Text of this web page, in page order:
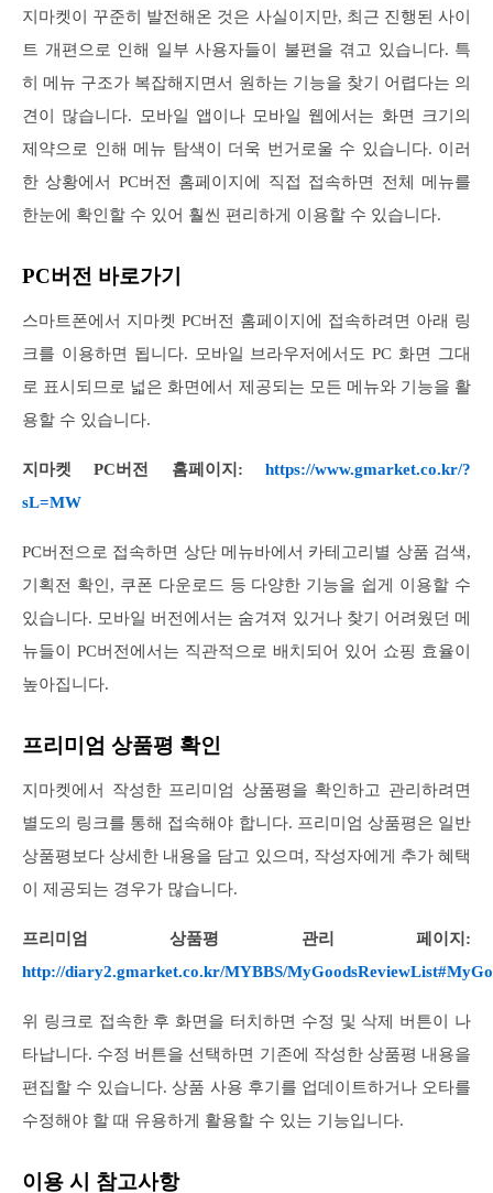
지마켓이 꾸준히 발전해온 것은 사실이지만, 최근 진행된 사이
트 개편으로 인해 일부 사용자들이 불편을 겪고 있습니다. 특
히 메뉴 구조가 복잡해지면서 원하는 기능을 찾기 어렵다는 의
견이 많습니다. 모바일 앱이나 모바일 웹에서는 화면 크기의
제약으로 인해 메뉴 탐색이 더욱 번거로울 수 있습니다. 이러
한 상황에서 PC버전 홈페이지에 직접 접속하면 전체 메뉴를
한눈에 확인할 수 있어 훨씬 편리하게 이용할 수 있습니다.
PC버전 바로가기
스마트폰에서 지마켓 PC버전 홈페이지에 접속하려면 아래 링
크를 이용하면 됩니다. 모바일 브라우저에서도 PC 화면 그대
로 표시되므로 넓은 화면에서 제공되는 모든 메뉴와 기능을 활
용할 수 있습니다.
지마켓 PC버전 홈페이지:
https://www.gmarket.co.kr/?
sL=MW
PC버전으로 접속하면 상단 메뉴바에서 카테고리별 상품 검색,
기획전 확인, 쿠폰 다운로드 등 다양한 기능을 쉽게 이용할 수
있습니다. 모바일 버전에서는 숨겨져 있거나 찾기 어려웠던 메
뉴들이 PC버전에서는 직관적으로 배치되어 있어 쇼핑 효율이
높아집니다.
프리미엄 상품평 확인
지마켓에서 작성한 프리미엄 상품평을 확인하고 관리하려면
별도의 링크를 통해 접속해야 합니다. 프리미엄 상품평은 일반
상품평보다 상세한 내용을 담고 있으며, 작성자에게 추가 혜택
이 제공되는 경우가 많습니다.
프리미엄 상품평 관리 페이지:
http://diary2.gmarket.co.kr/MYBBS/
위 링크로 접속한 후 화면을 터치하면 수정 및 삭제 버튼이 나
타납니다. 수정 버튼을 선택하면 기존에 작성한 상품평 내용을
편집할 수 있습니다. 상품 사용 후기를 업데이트하거나 오타를
수정해야 할 때 유용하게 활용할 수 있는 기능입니다.
이용 시 참고사항